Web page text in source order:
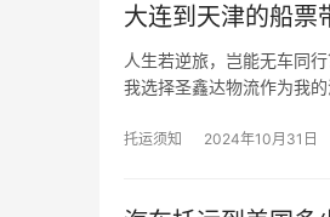
大连到天津的船票
人生若逆旅，岂能无车同
我选择圣鑫达物流作为我
托运须知 2024年10月31日